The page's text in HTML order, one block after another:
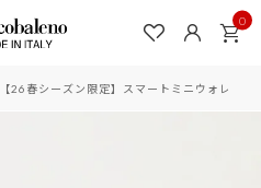
0
【26春シーズン限定】スマートミニウォレッ